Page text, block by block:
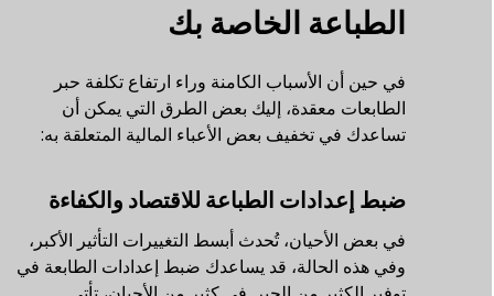
الطباعة الخاصة بك
في حين أن الأسباب الكامنة وراء ارتفاع تكلفة حبر
الطابعات معقدة، إليك بعض الطرق التي يمكن أن
تساعدك في تخفيف بعض الأعباء المالية المتعلقة به:
ضبط إعدادات الطباعة للاقتصاد والكفاءة
في بعض الأحيان، تُحدث أبسط التغييرات التأثير الأكبر،
وفي هذه الحالة، قد يساعدك ضبط إعدادات الطابعة في